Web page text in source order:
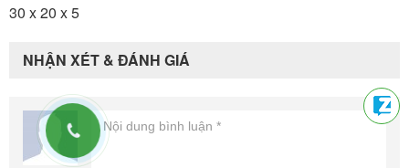
30 x 20 x 5
NHẬN XÉT & ĐÁNH GIÁ